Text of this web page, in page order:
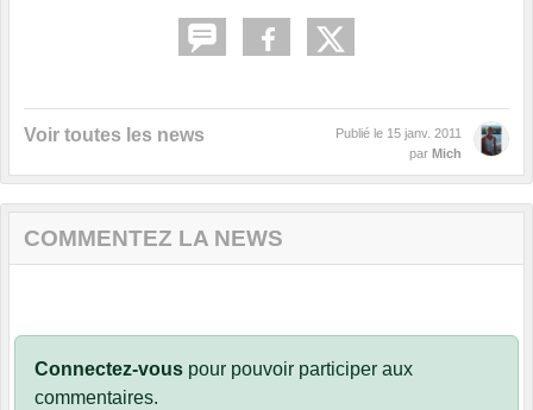
Voir toutes les news Publié le 15 janv. 2011
par Mich
COMMENTEZ LA NEWS
Connectez-vous pour pouvoir participer aux
commentaires.